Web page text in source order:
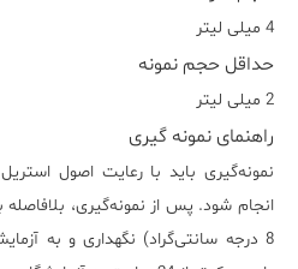
4 میلی لیتر
حداقل حجم نمونه
2 میلی لیتر
راهنمای نمونه گیری
8 درجه سانتی‌گراد) نگهداری و به